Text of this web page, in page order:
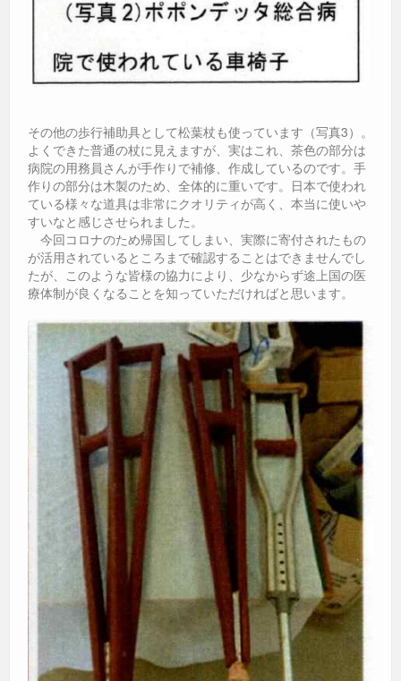
その他の歩行補助具として松葉杖も使っています（写真3）。
よくできた普通の杖に見えますが、実はこれ、茶色の部分は
病院の用務員さんが手作りで補修、作成しているのです。手
作りの部分は木製のため、全体的に重いです。日本で使われ
ている様々な道具は非常にクオリティが高く、本当に使いや
すいなと感じさせられました。
今回コロナのため帰国してしまい、実際に寄付されたもの
が活用されているところまで確認することはできませんでし
たが、このような皆様の協力により、少なからず途上国の医
療体制が良くなることを知っていただければと思います。